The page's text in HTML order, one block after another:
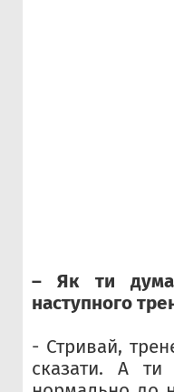
– Як ти
наступного
- Стривай,
сказати. А